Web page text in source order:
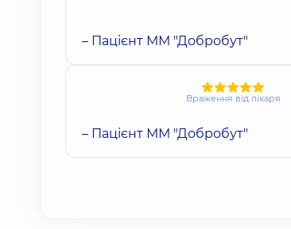
– Пацієнт ММ "Добробут"
Враження від лікаря
– Пацієнт ММ "Добробут"